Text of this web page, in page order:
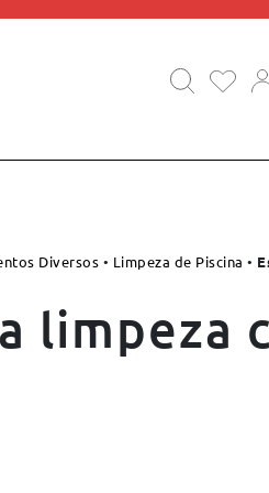
Diversos • Limpeza de Piscina •
limpeza